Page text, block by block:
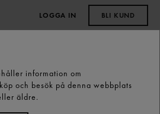
LOGGA IN BLI KUND
Snacks & Godis
Sura 1kg Trolli
information om
och besök på denna webbplats
äldre.